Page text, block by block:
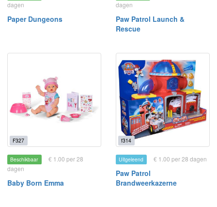
dagen
Paper Dungeons
dagen
Paw Patrol Launch &
Rescue
F327
Beschikbaar
€ 1.00 per 28
dagen
Baby Born Emma
f314
Uitgeleend € 1.00 per 28 dagen
Paw Patrol
Brandweerkazerne